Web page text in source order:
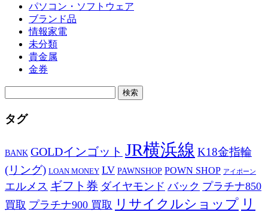
パソコン・ソフトウェア
ブランド品
情報家電
未分類
貴金属
金券
タグ
BANK GOLDインゴット JR横浜線 K18金指輪
(リング) LOAN MONEY LV PAWNSHOP POWN SHOP アイポーン
エルメス ギフト券 ダイヤモンド バック プラチナ850
買取 プラチナ900 買取 リサイクルショップ リ